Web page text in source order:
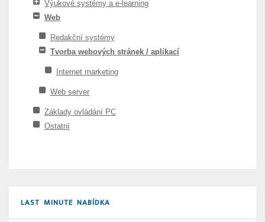
Výukové systémy a e-learning
Web
Redakční systémy
Tvorba webových stránek / aplikací
Internet marketing
Web server
Základy ovládání PC
Ostatní
LAST MINUTE NABÍDKA